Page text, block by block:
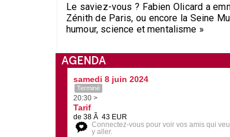
Le saviez-vous ? Fabien Olicard a
Zénith de Paris, ou encore la Seine
humour, science et mentalisme »
AGENDA
samedi 8 juin 2024
Terminé
20:30 >
Tarif
de 38 Ã 43 EUR
Connectez-vous pour voir vos amis qui
y aller.